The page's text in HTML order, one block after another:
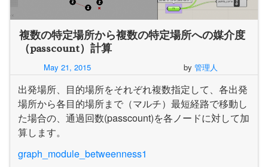
複数の特定場所から複数の特定場所への媒介度
（passcount）計算
May 21, 2015 by 管理人
出発場所、目的場所をそれぞれ複数指定して、各出発
場所から各目的場所まで（マルチ）最短経路で移動し
た場合の、通過回数(passcount)を各ノードに対して加
算します。
graph_module_betweenness1